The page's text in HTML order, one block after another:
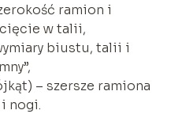
ramion i
w talii,
biustu, talii i
– szersze ramiona
nogi.